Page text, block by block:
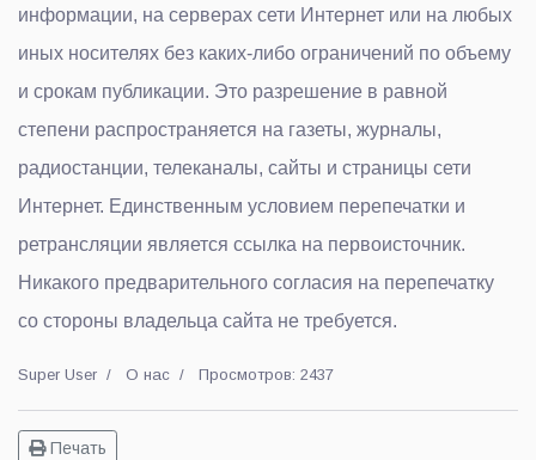
информации, на серверах сети Интернет или на любых
иных носителях без каких-либо ограничений по объему
и срокам публикации. Это разрешение в равной
степени распространяется на газеты, журналы,
радиостанции, телеканалы, сайты и страницы сети
Интернет. Единственным условием перепечатки и
ретрансляции является ссылка на первоисточник.
Никакого предварительного согласия на перепечатку
со стороны владельца сайта не требуется.
Super User О нас Просмотров: 2437
Печать